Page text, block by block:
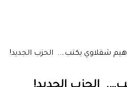
شقلاوي يكتب…. الحزب الجديد!